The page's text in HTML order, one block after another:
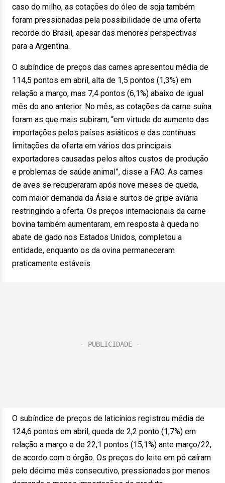
caso do milho, as cotações do óleo de soja também
foram pressionadas pela possibilidade de uma oferta
recorde do Brasil, apesar das menores perspectivas
para a Argentina.
O subíndice de preços das carnes apresentou média de
114,5 pontos em abril, alta de 1,5 pontos (1,3%) em
relação a março, mas 7,4 pontos (6,1%) abaixo de igual
mês do ano anterior. No mês, as cotações da carne suína
foram as que mais subiram, “em virtude do aumento das
importações pelos países asiáticos e das contínuas
limitações de oferta em vários dos principais
exportadores causadas pelos altos custos de produção
e problemas de saúde animal”, disse a FAO. As carnes
de aves se recuperaram após nove meses de queda,
com maior demanda da Ásia e surtos de gripe aviária
restringindo a oferta. Os preços internacionais da carne
bovina também aumentaram, em resposta à queda no
abate de gado nos Estados Unidos, completou a
entidade, enquanto os da ovina permaneceram
praticamente estáveis.
O subíndice de preços de laticínios registrou média de
124,6 pontos em abril, queda de 2,2 ponto (1,7%) em
relação a março e de 22,1 pontos (15,1%) ante março/22,
de acordo com o órgão. Os preços do leite em pó caíram
pelo décimo mês consecutivo, pressionados por menos